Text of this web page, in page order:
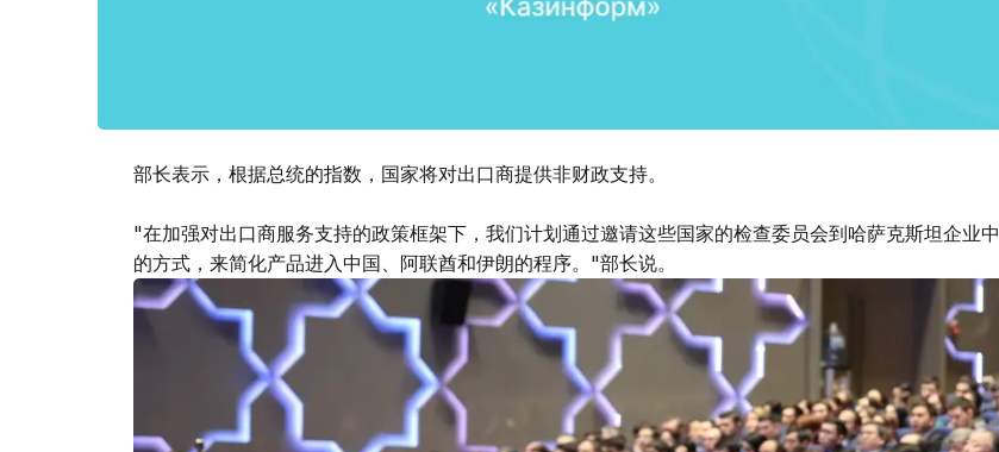
部长表示，根据总统的指数，国家将对出口商提供非财政支持。
"在加强对出口商服务支持的政策框架下，我们计划通过邀请这些国家的检查委员会到哈萨克斯坦企业中
的方式，来简化产品进入中国、阿联酋和伊朗的程序。"部长说。